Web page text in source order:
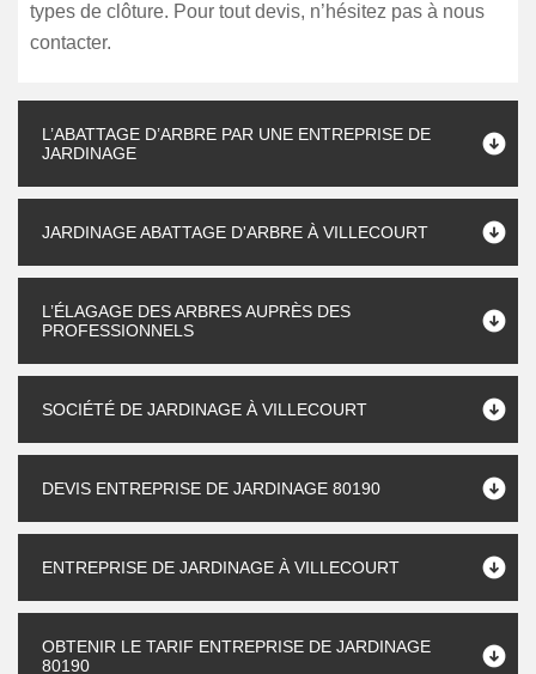
types de clôture. Pour tout devis, n’hésitez pas à nous
contacter.
L’ABATTAGE D’ARBRE PAR UNE ENTREPRISE DE
JARDINAGE
JARDINAGE ABATTAGE D'ARBRE À VILLECOURT
L’ÉLAGAGE DES ARBRES AUPRÈS DES
PROFESSIONNELS
SOCIÉTÉ DE JARDINAGE À VILLECOURT
DEVIS ENTREPRISE DE JARDINAGE 80190
ENTREPRISE DE JARDINAGE À VILLECOURT
OBTENIR LE TARIF ENTREPRISE DE JARDINAGE
80190